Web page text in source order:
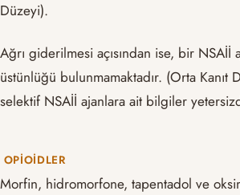
Düzeyi).
Ağrı giderilmesi açısından ise, bir NSAİİ
üstünlüğü bulunmamaktadır. (Orta Kanıt
selektif NSAİİ ajanlara ait bilgiler
OPIOIDLER
Morfin, hidromorfone, tapentadol ve